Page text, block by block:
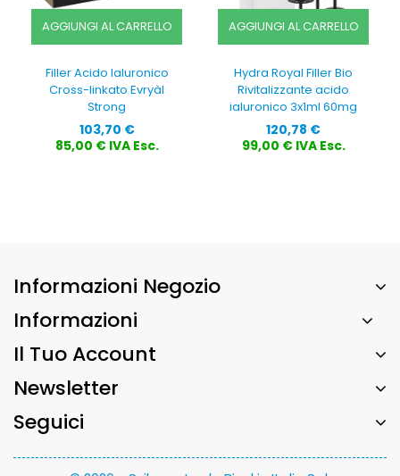
AGGIUNGI AL CARRELLO
Filler Acido Ialuronico
Cross-linkato Evryàl
Strong
Prezzo
103,70 €
85,00 € IVA Esc.
AGGIUNGI AL CARRELLO
Hydra Royal Filler Bio
Rivitalizzante acido
ialuronico 3x1ml 60mg
Prezzo
120,78 €
99,00 € IVA Esc.
Informazioni Negozio
Informazioni
Il Tuo Account
Newsletter
Seguici